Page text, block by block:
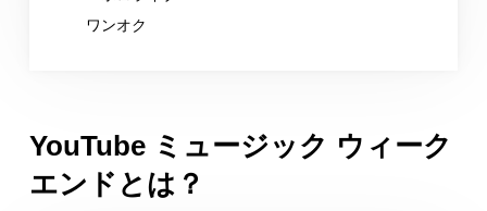
ワンオク
YouTube ミュージック ウィーク
エンドとは？